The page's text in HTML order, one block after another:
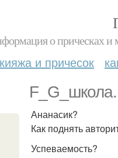
о прическах и
и причесок
F_G_школа.
Ананасик?
Как поднять
Успеваемость?